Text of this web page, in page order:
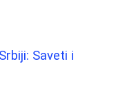
Saveti i